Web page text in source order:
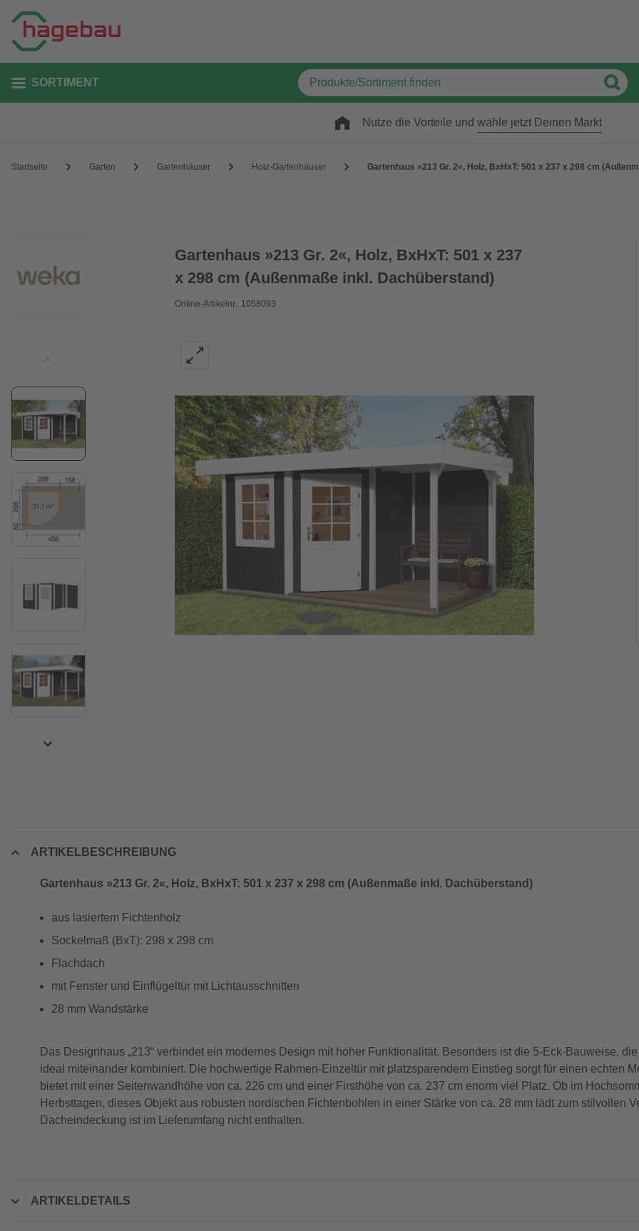
SORTIMENT
Nutze die Vorteile und wähle jetzt Deinen Markt
Startseite Garten Gartenhäuser Holz-Gartenhäuser Gartenhaus »213 Gr. 2«, Holz, BxHxT: 501 x 237 x 298 cm
Gartenhaus »213 Gr. 2«, Holz, BxHxT: 501 x 237
x 298 cm (Außenmaße inkl. Dachüberstand)
Online-Artikelnr.: 1058093
ARTIKELBESCHREIBUNG
Gartenhaus »213 Gr. 2«, Holz, BxHxT: 501 x 237 x 298 cm (Außenmaße inkl. Dachüberstand)
aus lasiertem Fichtenholz
Sockelmaß (BxT): 298 x 298 cm
Flachdach
mit Fenster und Einflügeltür mit Lichtausschnitten
28 mm Wandstärke
Das Designhaus „213“ verbindet ein modernes Design mit hoher Funktionalität. Besonders ist die 5-Eck-Bauweise,
ideal miteinander kombiniert. Die hochwertige Rahmen-Einzeltür mit platzsparendem Einstieg sorgt für einen echten
bietet mit einer Seitenwandhöhe von ca. 226 cm und einer Firsthöhe von ca. 237 cm enorm viel Platz. Ob im
Herbsttagen, dieses Objekt aus robusten nordischen Fichtenbohlen in einer Stärke von ca. 28 mm lädt zum stilvollen
Dacheindeckung ist im Lieferumfang nicht enthalten.
ARTIKELDETAILS